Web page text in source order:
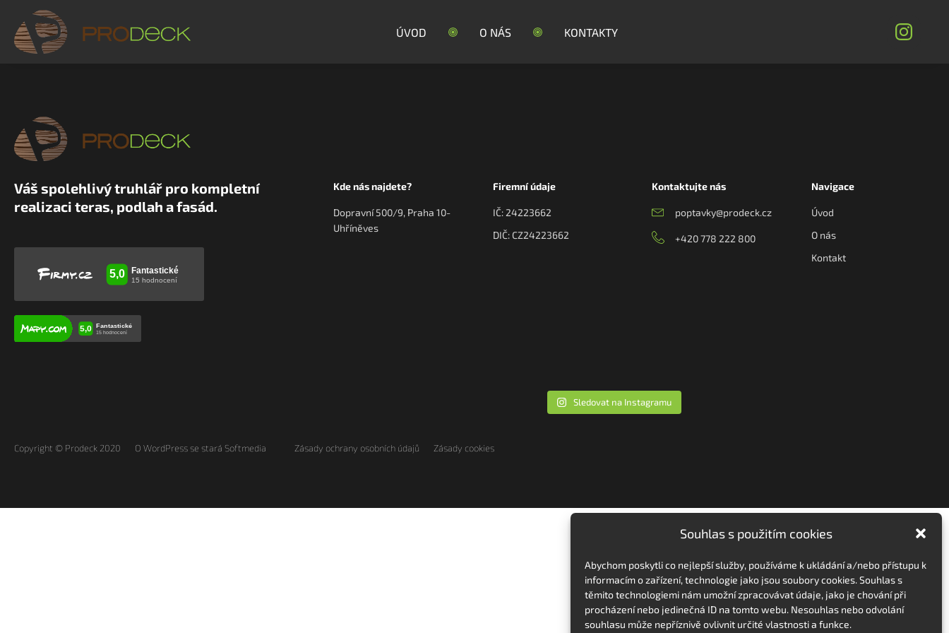
Souhlas s použitím cookies
Abychom poskytli co nejlepší služby, používáme k ukládání a/nebo přístupu k
informacím o zařízení, technologie jako jsou soubory cookies. Souhlas s
těmito technologiemi nám umožní zpracovávat údaje, jako je chování při
procházení nebo jedinečná ID na tomto webu. Nesouhlas nebo odvolání
souhlasu může nepříznivě ovlivnit určité vlastnosti a funkce.
ÚVOD O NÁS KONTAKTY
Váš spolehlivý truhlář pro kompletní
realizaci teras, podlah a fasád.
Kde nás najdete?
Dopravní 500/9, Praha 10-
Uhříněves
Firemní údaje
IČ: 24223662
DIČ: CZ24223662
Kontaktujte nás
poptavky@prodeck.cz
+420 778 222 800
Navigace
Úvod
O nás
Kontakt
Sledovat na Instagramu
Copyright © Prodeck 2020 O WordPress se stará Softmedia Zásady ochrany osobních údajů Zásady cookies